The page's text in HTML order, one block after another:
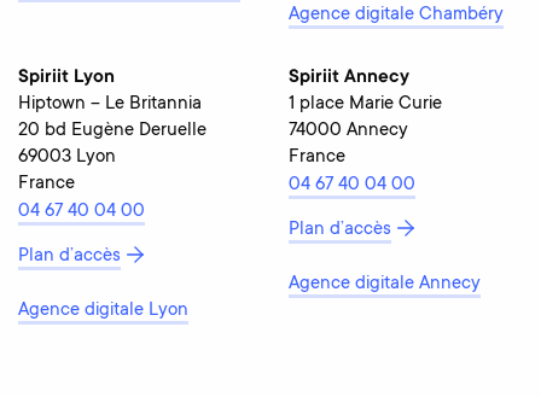
Agence digitale Chambéry
Spiriit Lyon
Hiptown – Le Britannia
20 bd Eugène Deruelle
69003 Lyon
France
04 67 40 04 00
Plan d’accès
Agence digitale Lyon
Spiriit Annecy
1 place Marie Curie
74000 Annecy
France
04 67 40 04 00
Plan d’accès
Agence digitale Annecy